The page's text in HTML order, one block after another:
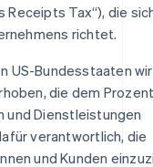
Tax“), die
richtet.
US-Bundesstaaten
die dem
und Dienstleistungen
verantwortlich, die
und Kunden